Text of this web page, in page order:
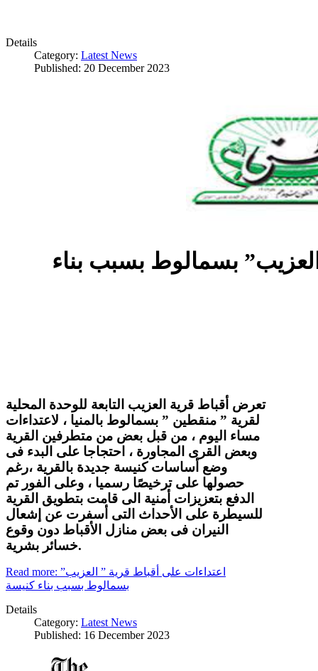
Details
Category: Latest News
Published: 20 December 2023
بسمالوط بسبب بناء
تعرض أقباط قرية العزيب التابعة للوحدة المحلية
لقرية ” منقطين ” بسمالوط بالمنيا ، لاعتداءات
مساء اليوم ، من قبل بعض من متطرفين القرية
وبعض القرى المجاورة ، احتجاجا على البدء فى
وضع أساسات كنيسة جديدة بالقرية ،رغم
حصولها على ترخيصًا رسميا ، وعلى الفور تم
الدفع بتعزيزات أمنية الى قامت بتطويق القرية
للسيطرة على الأحداث التى أسفرت عن إشعال
النيران فى بعض منازل الأقباط دون وقوع
خسائر بشرية.
Read more: اعتداءات على أقباط قرية ” العزيب”
بسمالوط بسبب بناء كنيسة
Details
Category: Latest News
Published: 16 December 2023